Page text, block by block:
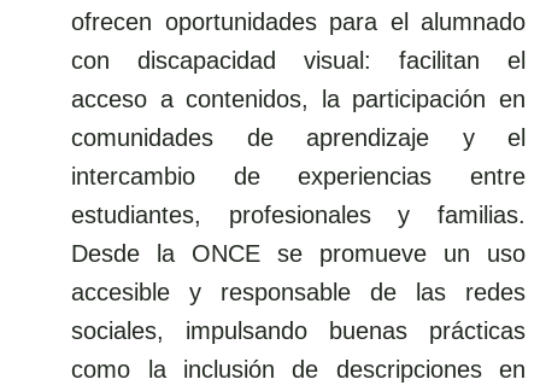
ofrecen oportunidades para el alumnado
con discapacidad visual: facilitan el
acceso a contenidos, la participación en
comunidades de aprendizaje y el
intercambio de experiencias entre
estudiantes, profesionales y familias.
Desde la ONCE se promueve un uso
accesible y responsable de las redes
sociales, impulsando buenas prácticas
como la inclusión de descripciones en